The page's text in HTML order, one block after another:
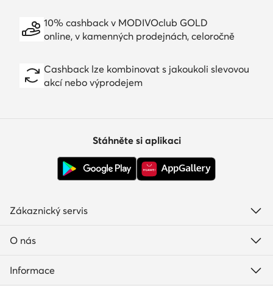
10% cashback v MODIVOclub GOLD
online, v kamenných prodejnách, celoročně
Cashback lze kombinovat s jakoukoli slevovou
akcí nebo výprodejem
Stáhněte si aplikaci
Zákaznický servis
O nás
Informace